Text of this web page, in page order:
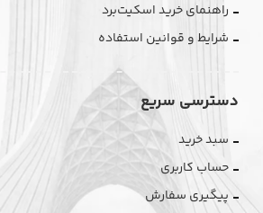
راهنمای خرید اسکیت‌برد
شرایط و قوانین استفاده
دسترسی سریع
سبد خرید
حساب کاربری
پیگیری سفارش